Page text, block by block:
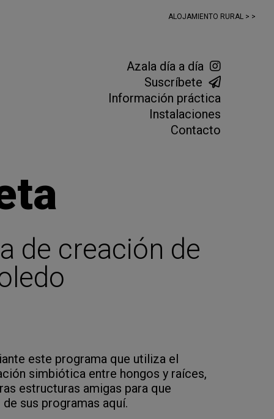
ALOJAMIENTO RURAL > >
Azala día a día
Suscríbete
Información práctica
Instalaciones
Contacto
de creación de
este programa que utiliza el
simbiótica entre hongos y raíces,
estructuras amigas para que
sus programas aquí.